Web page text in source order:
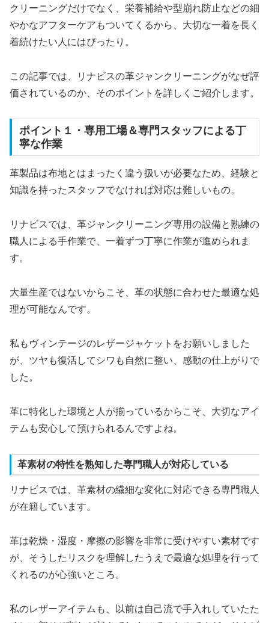
クリーニングだけでなく、栄養補給や型崩れ防止などの細
やかなアフターケアもついてくるから、大切な一着を長く
着続けたい人にはぴったり。
この記事では、リナビスの革ジャンクリーニングがなぜ評
価されているのか、そのポイントを詳しくご紹介します。
ポイント１・専用工場＆専門スタッフによる丁
寧な作業
革製品は布地とはまったく違う扱いが必要なため、経験と
知識を持ったスタッフでなければ対応は難しいもの。
リナビスでは、革ジャンクリーニング専用の設備と熟練の
職人による手作業で、一着ずつ丁寧に作業が進められま
す。
大量生産ではないからこそ、革の状態に合わせた最適な処
理が可能なんです。
私もヴィンテージのレザージャケットをお願いしました
が、ツヤも復活してシワも自然に整い、感動の仕上がりで
した。
革に特化した環境と人が揃っているからこそ、大切なアイ
テムも安心して預けられるんですよね。
革素材の特性を熟知した専門職人が対応している
リナビスでは、革素材の繊細な変化に対応できる専門職人
が在籍しています。
革は乾燥・湿度・摩擦の影響を非常に受けやすい素材です
が、そうしたリスクを理解したうえで最適な処理を行って
くれるのが心強いところ。
私のレザーアイテムも、以前は自己流で手入れしていたた